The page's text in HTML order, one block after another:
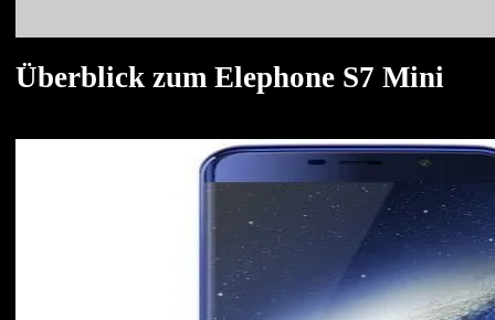
Überblick zum Elephone S7 Mini